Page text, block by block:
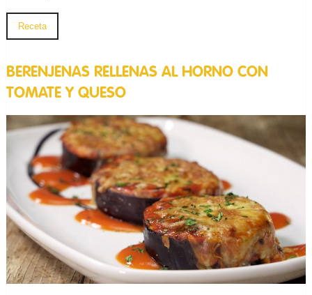
Receta
BERENJENAS RELLENAS AL HORNO CON
TOMATE Y QUESO